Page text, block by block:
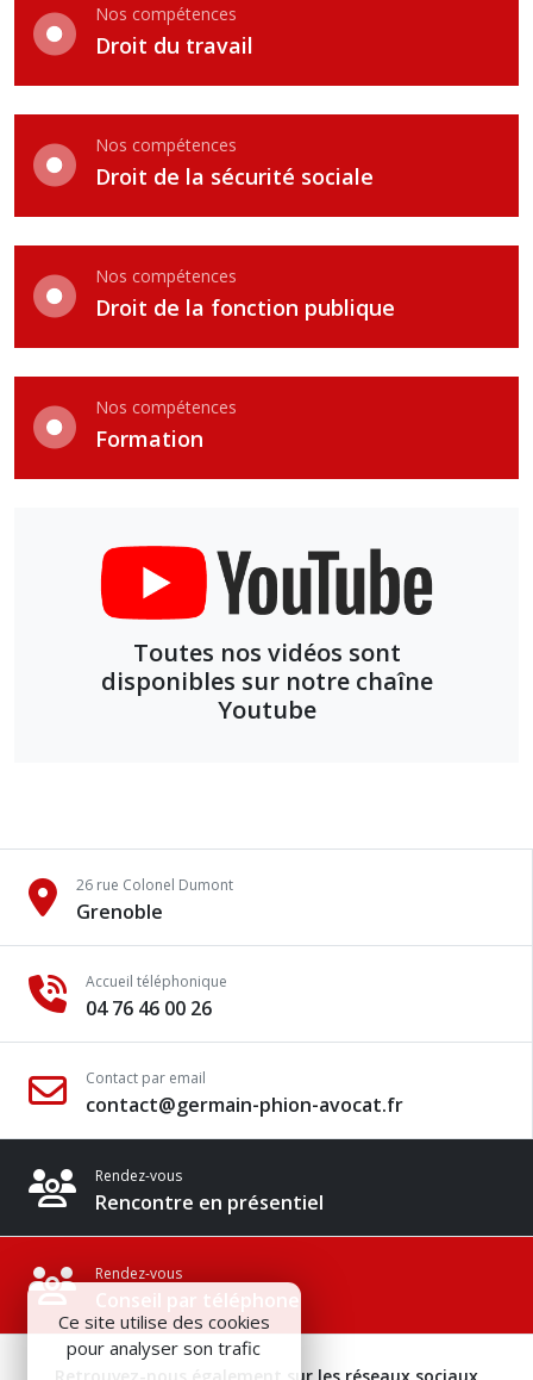
Nos compétences
Droit du travail
Nos compétences
Droit de la sécurité sociale
Nos compétences
Droit de la fonction publique
Nos compétences
Formation
Toutes nos vidéos sont
disponibles sur notre chaîne
Youtube
26 rue Colonel Dumont
Grenoble
Accueil téléphonique
04 76 46 00 26
Contact par email
contact@germain-phion-avocat.fr
Rendez-vous
Rencontre en présentiel
Rendez-vous
Conseil par téléphone
Ce site utilise des cookies
pour analyser son trafic